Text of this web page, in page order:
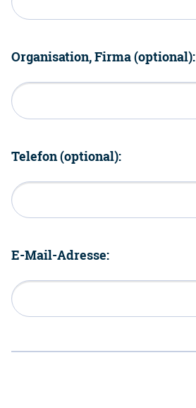
Organisation, Firma (optional):
Telefon (optional):
E-Mail-Adresse: